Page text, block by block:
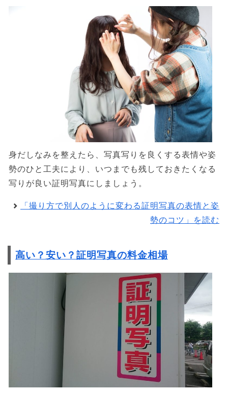
身だしなみを整えたら、写真写りを良くする表情や姿
勢のひと工夫により、いつまでも残しておきたくなる
写りが良い証明写真にしましょう。
「撮り方で別人のように変わる証明写真の表情と姿
勢のコツ」を読む
高い？安い？証明写真の料金相場